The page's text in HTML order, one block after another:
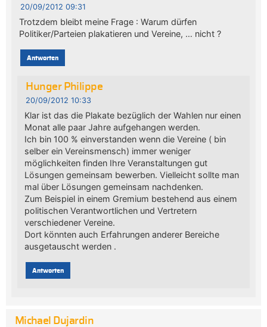
20/09/2012 09:31
Trotzdem bleibt meine Frage : Warum dürfen
Politiker/Parteien plakatieren und Vereine, … nicht ?
Antworten
Hunger Philippe
20/09/2012 10:33
Klar ist das die Plakate bezüglich der Wahlen nur einen
Monat alle paar Jahre aufgehangen werden.
Ich bin 100 % einverstanden wenn die Vereine ( bin
selber ein Vereinsmensch) immer weniger
möglichkeiten finden Ihre Veranstaltungen gut
Lösungen gemeinsam bewerben. Vielleicht sollte man
mal über Lösungen gemeinsam nachdenken.
Zum Beispiel in einem Gremium bestehend aus einem
politischen Verantwortlichen und Vertretern
verschiedener Vereine.
Dort könnten auch Erfahrungen anderer Bereiche
ausgetauscht werden .
Antworten
Michael Dujardin